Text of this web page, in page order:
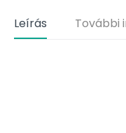
Leírás További